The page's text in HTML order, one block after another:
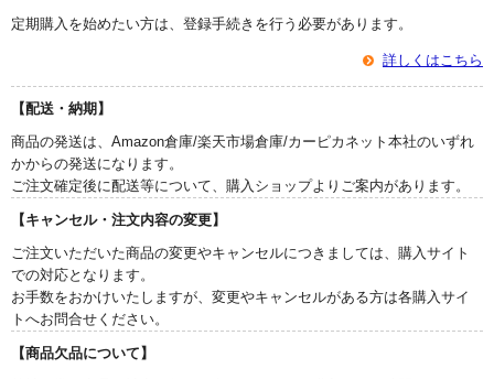
定期購入を始めたい方は、登録手続きを行う必要があります。
詳しくはこちら
【配送・納期】
商品の発送は、Amazon倉庫/楽天市場倉庫/カーピカネット本社のいずれ
かからの発送になります。
ご注文確定後に配送等について、購入ショップよりご案内があります。
【キャンセル・注文内容の変更】
ご注文いただいた商品の変更やキャンセルにつきましては、購入サイト
での対応となります。
お手数をおかけいたしますが、変更やキャンセルがある方は各購入サイ
トへお問合せください。
【商品欠品について】